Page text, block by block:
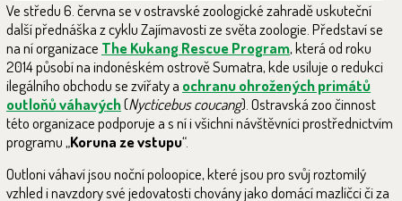
Ve středu 6. června se v ostravské zoologické zahradě uskuteční
další přednáška z cyklu Zajímavosti ze světa zoologie. Představí se
na ní organizace The Kukang Rescue Program, která od roku
2014 působí na indonéském ostrově Sumatra, kde usiluje o redukci
ilegálního obchodu se zvířaty a ochranu ohrožených primátů
outloňů váhavých(Nycticebus coucang). Ostravská zoo činnost
této organizace podporuje a s ní i všichni návštěvníci prostřednictvím
programu „Koruna ze vstupu“.
Outloni váhaví jsou noční poloopice, které jsou pro svůj roztomilý
vzhled i navzdory své jedovatosti chovány jako domácí mazlíčci či za